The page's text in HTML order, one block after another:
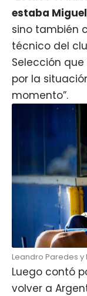
estaba Miguel
sino también
técnico del
Selección
por la
momento”.
Leandro Paredes y
Luego contó
volver a